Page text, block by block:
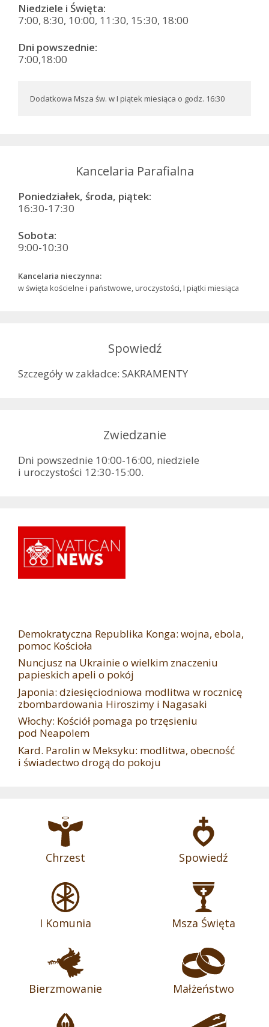
Niedziele i Święta:
7:00, 8:30, 10:00, 11:30, 15:30, 18:00
Dni powszednie:
7:00,18:00
Dodatkowa Msza św. w I piątek miesiąca o godz. 16:30
Kancelaria Parafialna
Poniedziałek, środa, piątek:
16:30-17:30
Sobota:
9:00-10:30
Kancelaria nieczynna:
w święta kościelne i państwowe, uroczystości, I piątki miesiąca
Spowiedź
Szczegóły w zakładce: SAKRAMENTY
Zwiedzanie
Dni powszednie 10:00-16:00, niedziele
i uroczystości 12:30-15:00.
Demokratyczna Republika Konga: wojna, ebola,
pomoc Kościoła
Nuncjusz na Ukrainie o wielkim znaczeniu
papieskich apeli o pokój
Japonia: dziesięciodniowa modlitwa w rocznicę
zbombardowania Hiroszimy i Nagasaki
Włochy: Kościół pomaga po trzęsieniu
pod Neapolem
Kard. Parolin w Meksyku: modlitwa, obecność
i świadectwo drogą do pokoju
Chrzest Spowiedź
I Komunia Msza Święta
Bierzmowanie Małżeństwo